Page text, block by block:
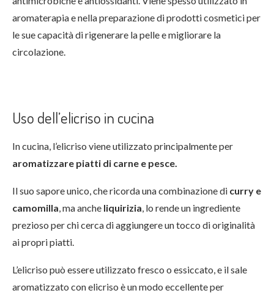
aromaterapia e nella preparazione di prodotti cosmetici per
le sue capacità di rigenerare la pelle e migliorare la
circolazione.
Uso dell’elicriso in cucina
In cucina, l’elicriso viene utilizzato principalmente per
aromatizzare piatti di carne e pesce.
Il suo sapore unico, che ricorda una combinazione di curry e
camomilla , ma anche liquirizia , lo rende un ingrediente
prezioso per chi cerca di aggiungere un tocco di originalità
ai propri piatti.
L’elicriso può essere utilizzato fresco o essiccato, e il sale
aromatizzato con elicriso è un modo eccellente per